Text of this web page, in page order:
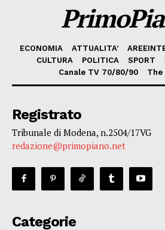
ECONOMIA ATTUALITA’
CULTURA
POLITICA SPORT
Canale TV 70/80/90
The
Registrato
Tribunale di Modena, n.2504/17VG
redazione@primopiano.net
Categorie